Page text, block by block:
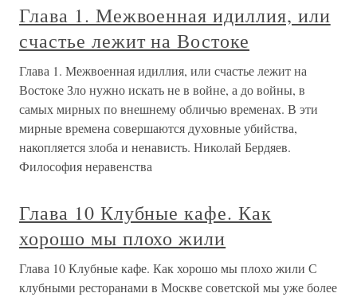
Глава 1. Межвоенная идиллия, или
счастье лежит на Востоке
Глава 1. Межвоенная идиллия, или счастье лежит на
Востоке Зло нужно искать не в войне, а до войны, в
самых мирных по внешнему обличью временах. В эти
мирные времена совершаются духовные убийства,
накопляется злоба и ненависть. Николай Бердяев.
Философия неравенства
Глава 10 Клубные кафе. Как
хорошо мы плохо жили
Глава 10 Клубные кафе. Как хорошо мы плохо жили С
клубными ресторанами в Москве советской мы уже более